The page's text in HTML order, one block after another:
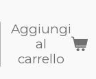
Aggiungi
al
carrello